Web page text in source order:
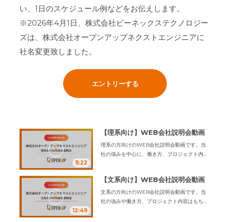
い、1日のスケジュール例などをお伝えします。
※2026年4月1日、株式会社ビーネックステクノロジー
ズは、株式会社オープンアップネクストエンジニアに
社名変更致しました。
エントリーする
11:22
【理系向け】WEB会社説明会動画
理系の方向けのWEB会社説明会動画です。 当
社の強みを中心に、働き方、プロジェクト内
ぜひ、ご覧ください。
12:49
【文系向け】WEB会社説明会動画
文系の方向けのWEB会社説明会動画です。 当
社の強みや働き方、プロジェクト内容はもちろ